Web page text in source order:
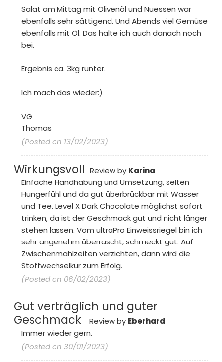
Salat am Mittag mit Olivenöl und Nuessen war
ebenfalls sehr sättigend. Und Abends viel Gemüse
ebenfalls mit Öl. Das halte ich auch danach noch
bei.
Ergebnis ca. 3kg runter.
Ich mach das wieder:)
VG
Thomas
(Posted on 13/02/2023)
Wirkungsvoll Review by Karina
Einfache Handhabung und Umsetzung, selten
Hungerfühl und da gut überbrückbar mit Wasser
und Tee. Level X Dark Chocolate möglichst sofort
trinken, da ist der Geschmack gut und nicht länger
stehen lassen. Vom ultraPro Einweissriegel bin ich
sehr angenehm überrascht, schmeckt gut. Auf
Zwischenmahlzeiten verzichten, dann wird die
Stoffwechselkur zum Erfolg.
(Posted on 06/02/2023)
Gut verträglich und guter
Geschmack
Review by Eberhard
Immer wieder gern.
(Posted on 30/01/2023)